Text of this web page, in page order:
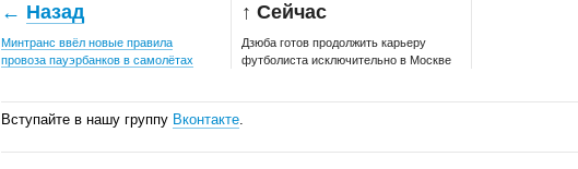
← Назад
Минтранс ввёл новые правила
провоза пауэрбанков в самолётах
↑ Сейчас
Дзюба готов продолжить карьеру
футболиста исключительно в Москве
Вступайте в нашу группу Вконтакте.